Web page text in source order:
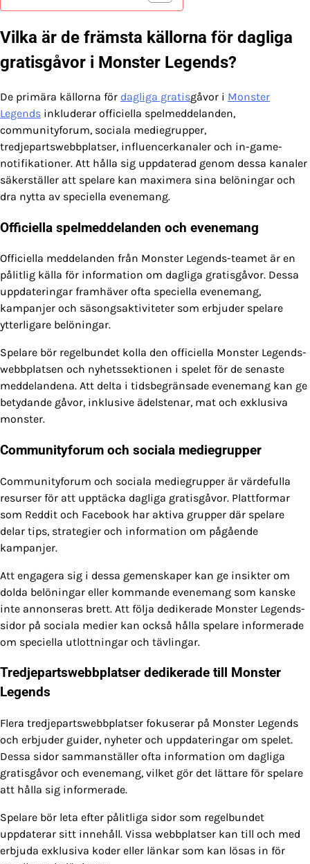
Vilka är de främsta källorna för dagliga
gratisgåvor i Monster Legends?
De primära källorna för dagliga gratisgåvor i Monster
Legends inkluderar officiella spelmeddelanden,
communityforum, sociala mediegrupper,
tredjepartswebbplatser, influencerkanaler och in-game-
notifikationer. Att hålla sig uppdaterad genom dessa kanaler
säkerställer att spelare kan maximera sina belöningar och
dra nytta av speciella evenemang.
Officiella spelmeddelanden och evenemang
Officiella meddelanden från Monster Legends-teamet är en
pålitlig källa för information om dagliga gratisgåvor. Dessa
uppdateringar framhäver ofta speciella evenemang,
kampanjer och säsongsaktiviteter som erbjuder spelare
ytterligare belöningar.
Spelare bör regelbundet kolla den officiella Monster Legends-
webbplatsen och nyhetssektionen i spelet för de senaste
meddelandena. Att delta i tidsbegränsade evenemang kan ge
betydande gåvor, inklusive ädelstenar, mat och exklusiva
monster.
Communityforum och sociala mediegrupper
Communityforum och sociala mediegrupper är värdefulla
resurser för att upptäcka dagliga gratisgåvor. Plattformar
som Reddit och Facebook har aktiva grupper där spelare
delar tips, strategier och information om pågående
kampanjer.
Att engagera sig i dessa gemenskaper kan ge insikter om
dolda belöningar eller kommande evenemang som kanske
inte annonseras brett. Att följa dedikerade Monster Legends-
sidor på sociala medier kan också hålla spelare informerade
om speciella utlottningar och tävlingar.
Tredjepartswebbplatser dedikerade till Monster
Legends
Flera tredjepartswebbplatser fokuserar på Monster Legends
och erbjuder guider, nyheter och uppdateringar om spelet.
Dessa sidor sammanställer ofta information om dagliga
gratisgåvor och evenemang, vilket gör det lättare för spelare
att hålla sig informerade.
Spelare bör leta efter pålitliga sidor som regelbundet
uppdaterar sitt innehåll. Vissa webbplatser kan till och med
erbjuda exklusiva koder eller länkar som kan lösas in för